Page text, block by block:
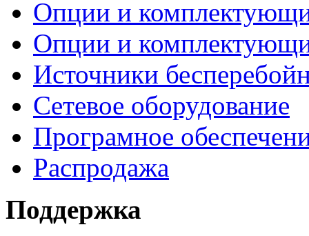
Опции и
Опции и
Источники
Сетевое оборудование
Програмное
Распродажа
Поддержка